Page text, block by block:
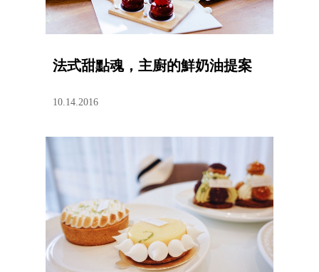
法式甜點魂，主廚的鮮奶油提案
10.14.2016